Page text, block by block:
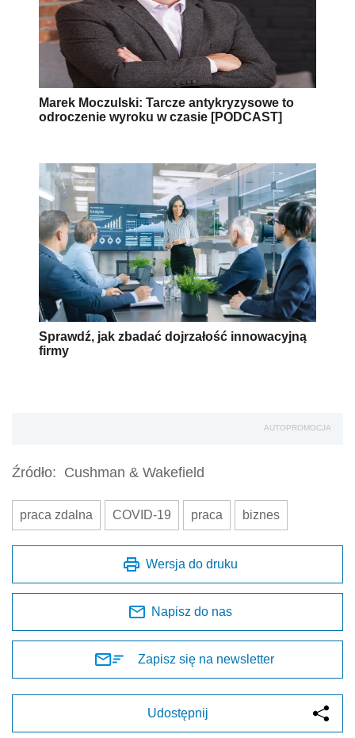
Marek Moczulski: Tarcze antykryzysowe to
odroczenie wyroku w czasie [PODCAST]
Sprawdź, jak zbadać dojrzałość innowacyjną
firmy
AUTOPROMOCJA
Źródło: Cushman & Wakefield
praca zdalna COVID-19 praca biznes
Wersja do druku
Napisz do nas
Zapisz się na newsletter
Udostępnij